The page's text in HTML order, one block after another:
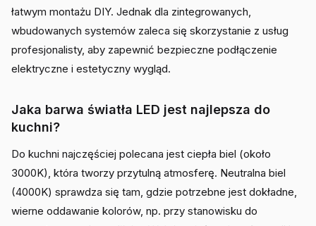
łatwym montażu DIY. Jednak dla zintegrowanych,
wbudowanych systemów zaleca się skorzystanie z usług
profesjonalisty, aby zapewnić bezpieczne podłączenie
elektryczne i estetyczny wygląd.
Jaka barwa światła LED jest najlepsza do
kuchni?
Do kuchni najczęściej polecana jest ciepła biel (około
3000K), która tworzy przytulną atmosferę. Neutralna biel
(4000K) sprawdza się tam, gdzie potrzebne jest dokładne,
wierne oddawanie kolorów, np. przy stanowisku do